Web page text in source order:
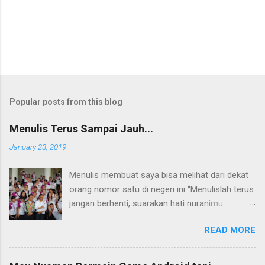
Popular posts from this blog
Menulis Terus Sampai Jauh...
January 23, 2019
Menulis membuat saya bisa melihat dari dekat
orang nomor satu di negeri ini “Menulislah terus
jangan berhenti, suarakan hati nuranimu.
membela dirinya sendiri, biarlah tulisanmu itu
mengikuti takdirnya.” (Buya Hamka) Saya baru
mengenal petikan masyur di atas belakangan,
READ MORE